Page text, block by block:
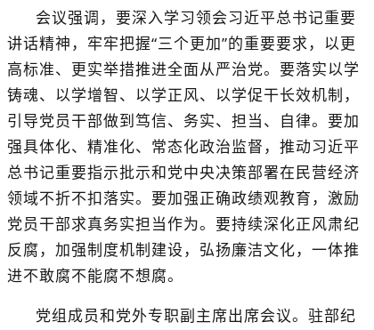
会议强调，要深入学习领会习近平总书记重要
讲话精神，牢牢把握“三个更加”的重要要求，以更
高标准、更实举措推进全面从严治党。要落实以学
铸魂、以学增智、以学正风、以学促干长效机制，
引导党员干部做到笃信、务实、担当、自律。要加
强具体化、精准化、常态化政治监督，推动习近平
总书记重要指示批示和党中央决策部署在民营经济
领域不折不扣落实。要加强正确政绩观教育，激励
党员干部求真务实担当作为。要持续深化正风肃纪
反腐，加强制度机制建设，弘扬廉洁文化，一体推
进不敢腐不能腐不想腐。
党组成员和党外专职副主席出席会议。驻部纪